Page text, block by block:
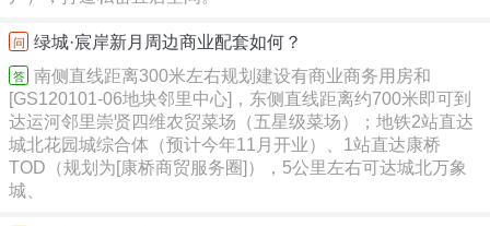
问 绿城·宸岸新月周边商业配套如何？
答
南侧直线距离300米左右规划建设有商业商务用房和
[GS120101-06地块邻里中心]，东侧直线距离约700米即可到
达运河邻里崇贤四维农贸菜场（五星级菜场）；地铁2站直达
城北花园城综合体（预计今年11月开业）、1站直达康桥
TOD（规划为[康桥商贸服务圈]），5公里左右可达城北万象
城、